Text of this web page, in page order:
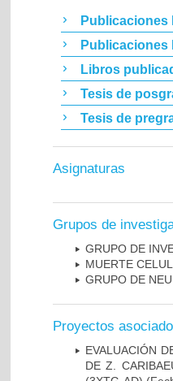
Publicaciones
Publicaciones
Libros
Tesis de
Tesis de
Asignaturas
Grupos de
GRUPO DE
MUERTE
GRUPO DE
Proyectos
EVALUACIÓN
DE Z.